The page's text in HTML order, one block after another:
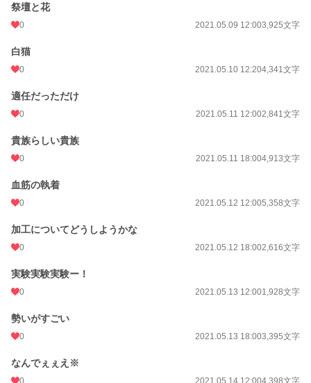
祭壇と花
0 2021.05.09 12:003,925文字
白猫
0 2021.05.10 12:204,341文字
適任だっただけ
0 2021.05.11 12:002,841文字
貴族らしい貴族
0 2021.05.11 18:004,913文字
血筋の執着
0 2021.05.12 12:005,358文字
加工についてどうしようかな
0 2021.05.12 18:002,616文字
実験実験実験ー！
0 2021.05.13 12:001,928文字
勢いがすごい
0 2021.05.13 18:003,395文字
なんでぇぇえ※
0 2021.05.14 12:004,398文字